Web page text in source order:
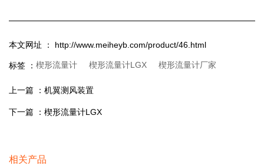
本文网址 ： http://www.meiheyb.com/product/46.html
标签 ： 楔形流量计 楔形流量计LGX 楔形流量计厂家
上一篇 ： 机翼测风装置
下一篇 ： 楔形流量计LGX
相关产品